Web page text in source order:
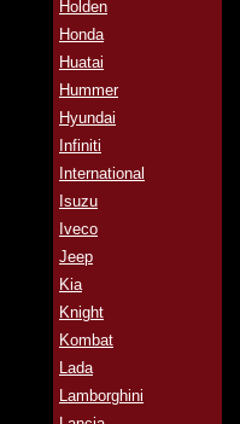
Holden
Honda
Huatai
Hummer
Hyundai
Infiniti
International
Isuzu
Iveco
Jeep
Kia
Knight
Kombat
Lada
Lamborghini